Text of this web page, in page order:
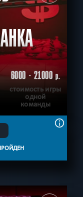
6000 - 21000р.
стоимость игры
одной
команды